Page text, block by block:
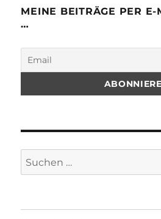
MEINE BEITRÄGE PER E-
…
Suchen
nach: